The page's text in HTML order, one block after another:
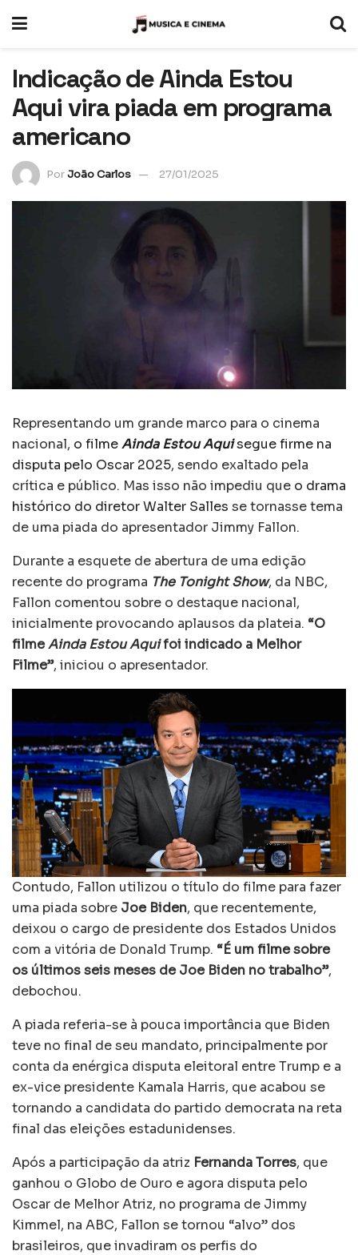
Indicação de Ainda Estou
Aqui vira piada em programa
americano
PorJoão Carlos 27/01/2025
Representando um grande marco para o cinema
nacional, o filmeAinda Estou Aquisegue firme na
disputa pelo Oscar 2025, sendo exaltado pela
crítica e público. Mas isso não impediu que o drama
histórico do diretor Walter Salles se tornasse tema
de uma piada do apresentador Jimmy Fallon.
Durante a esquete de abertura de uma edição
recente do programa The Tonight Show, da NBC,
Fallon comentou sobre o destaque nacional,
inicialmente provocando aplausos da plateia. “O
filmeAinda Estou Aquifoi indicado a Melhor
Filme”, iniciou o apresentador.
Contudo, Fallon utilizou o título do filme para fazer
uma piada sobre Joe Biden, que recentemente,
deixou o cargo de presidente dos Estados Unidos
com a vitória de Donald Trump. “É um filme sobre
os últimos seis meses de Joe Biden no trabalho”,
debochou.
A piada referia-se à pouca importância que Biden
teve no final de seu mandato, principalmente por
conta da enérgica disputa eleitoral entre Trump e a
ex-vice presidente Kamala Harris, que acabou se
tornando a candidata do partido democrata na reta
final das eleições estadunidenses.
Após a participação da atriz Fernanda Torres, que
ganhou o Globo de Ouro e agora disputa pelo
Oscar de Melhor Atriz, no programa de Jimmy
Kimmel, na ABC, Fallon se tornou “alvo” dos
brasileiros, que invadiram os perfis do